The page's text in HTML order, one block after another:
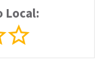
Local: